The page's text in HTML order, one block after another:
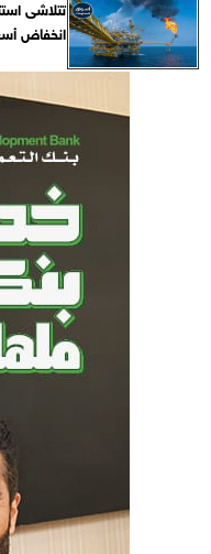
انخفاض